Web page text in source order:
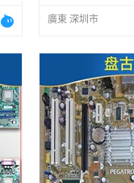
、
、
廣東 深圳市